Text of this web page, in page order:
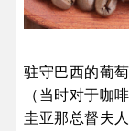
驻守巴西的葡
（当时对于咖
圭亚那总督夫